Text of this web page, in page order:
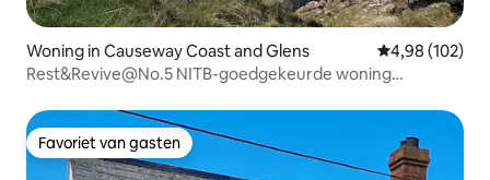
Woning in Causeway Coast and Glens Gemiddelde
4,98 (102)
Rest&Revive@No.5 NITB-goedgekeurde woning
Favoriet van gasten
Favoriet van gasten